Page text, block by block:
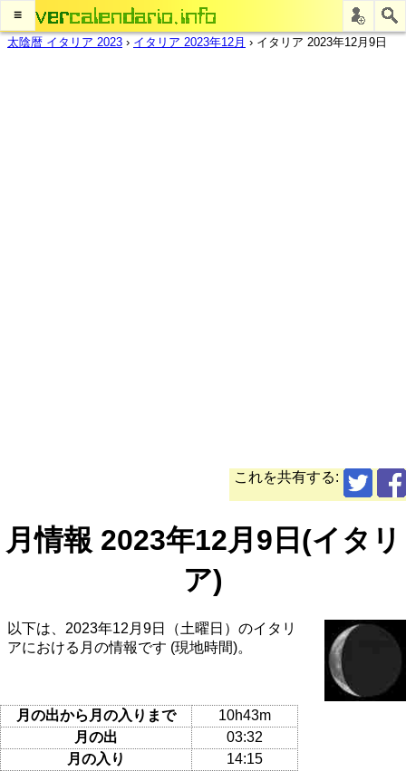
≡
太陰暦 イタリア 2023 › イタリア 2023年12月 › イタリア 2023年12月9日
これを共有する:
月情報 2023年12月9日(イタリ
ア)
以下は、2023年12月9日（土曜日）のイタリ
アにおける月の情報です (現地時間)。
月の出から月の入りまで
10h43m
月の出
03:32
月の入り
14:15